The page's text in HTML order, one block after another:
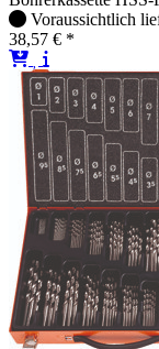
Voraussichtlich
38,57 € *